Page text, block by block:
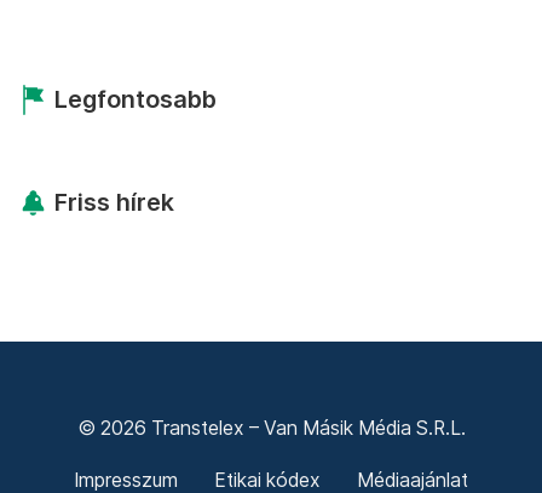
Legfontosabb
Friss hírek
© 2026 Transtelex – Van Másik Média S.R.L.
Impresszum Etikai kódex Médiaajánlat